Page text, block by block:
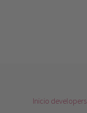
Inicio developers